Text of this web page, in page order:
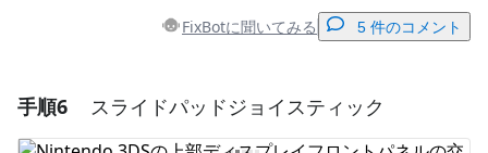
FixBotに聞いてみる 5 件のコメント
コメントを追加
手順6 スライドパッドジョイスティック